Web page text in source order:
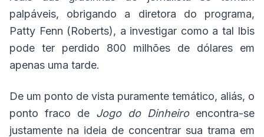
palpáveis, obrigando a diretora do programa,
Patty Fenn (Roberts), a investigar como a tal Ibis
pode ter perdido 800 milhões de dólares em
apenas uma tarde.
De um ponto de vista puramente temático, aliás, o
ponto fraco de Jogo do Dinheiroencontra-se
justamente na ideia de concentrar sua trama em